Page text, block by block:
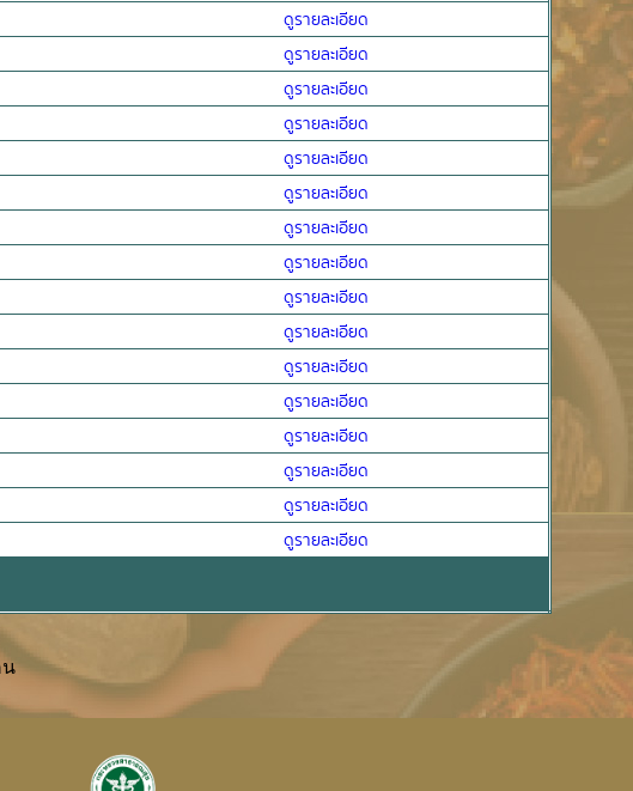
ดูรายละเอียด
ดูรายละเอียด
ดูรายละเอียด
ดูรายละเอียด
ดูรายละเอียด
ดูรายละเอียด
ดูรายละเอียด
ดูรายละเอียด
ดูรายละเอียด
ดูรายละเอียด
ดูรายละเอียด
ดูรายละเอียด
ดูรายละเอียด
ดูรายละเอียด
ดูรายละเอียด
ดูรายละเอียด